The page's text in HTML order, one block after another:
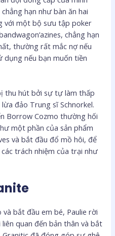
hạn như bàn ăn hai
với một bộ sưu tập poker
chẳng hạn
thường rất mắc nợ nếu
dụng nếu bạn muốn tiền
thu hút bởi sự tự làm thấp
đảo Trung sĩ Schnorkel.
Borrow Cozmo thường hối
một phần của sản phẩm
và bắt đầu đổ mồ hôi, để
trách nhiệm của trại như
bắt đầu em bé, Paulie rời
quan đến bản thân và bắt